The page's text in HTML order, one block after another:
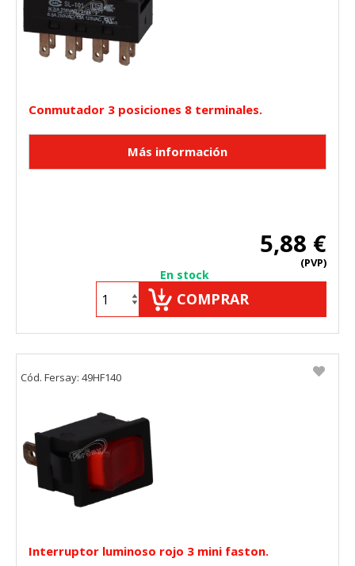
Conmutador 3 posiciones 8 terminales.
5,88 €
(PVP)
En stock
COMPRAR
Interruptor luminoso rojo 3 mini faston.
Cód. Fersay: 49HF140